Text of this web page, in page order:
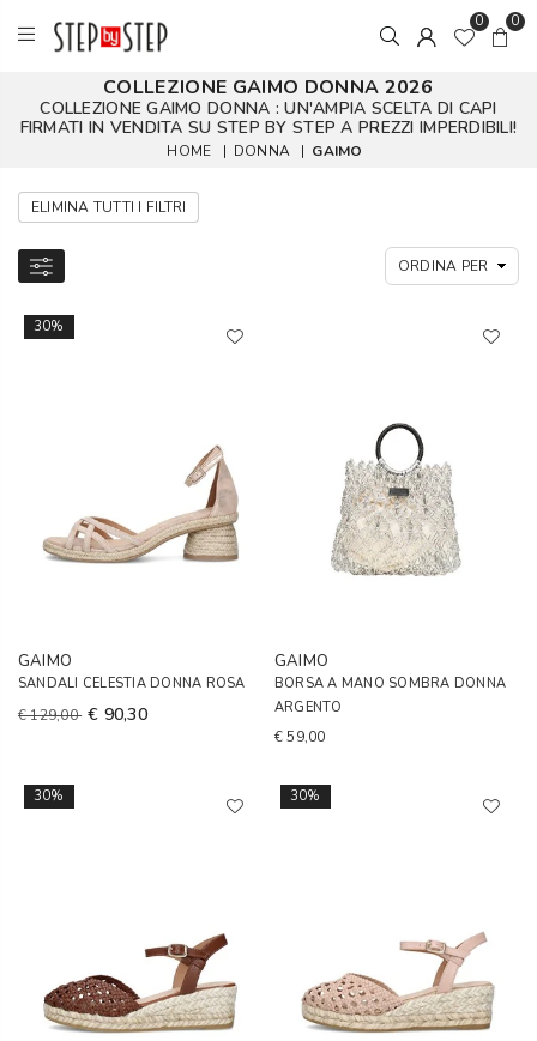
0 0
COLLEZIONE GAIMO DONNA 2026
COLLEZIONE GAIMO DONNA : UN'AMPIA SCELTA DI CAPI
FIRMATI IN VENDITA SU STEP BY STEP A PREZZI IMPERDIBILI!
HOME | DONNA | GAIMO
ELIMINA TUTTI I FILTRI
30%
GAIMO
SANDALI CELESTIA DONNA ROSA
€ 129,00 € 90,30
GAIMO
BORSA A MANO SOMBRA DONNA
ARGENTO
€ 59,00
30% 30%